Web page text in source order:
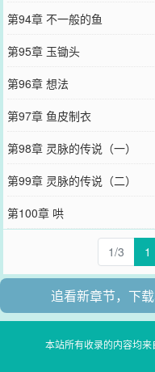
第94章 不一般的鱼
第95章 玉锄头
第96章 想法
第97章 鱼皮制衣
第98章 灵脉的传说（一）
第99章 灵脉的传说（二）
第100章 哄
1/3 1
追看新章节，下
本站所有收录的内容均来